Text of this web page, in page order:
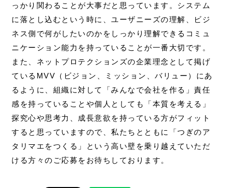
っかり関わることが大事だと思っています。システム
に落とし込むという時に、ユーザニーズの理解、ビジ
ネス側で何がしたいのかをしっかり理解できるコミュ
ニケーション能力を持っていることが一番大切です。
また、ネットプロテクションズの企業理念として掲げ
ているMVV（ビジョン、ミッション、バリュー）にあ
るように、組織に対して「みんなで会社を作る」責任
感を持っていることや個人としても「本質を考える」
探究心や思考力、成長意欲を持っている方がフィット
すると思っていますので、私たちとともに「つぎのア
タリマエをつくる」という高い壁を乗り越えていただ
ける方々のご応募をお待ちしております。